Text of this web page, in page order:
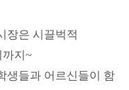
장은 시끌벅적
지~
생들과 어르신들이 함